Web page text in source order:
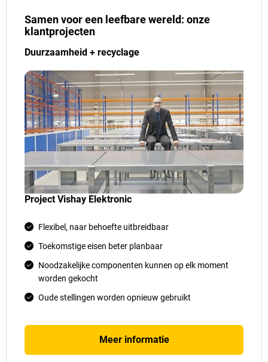
Samen voor een leefbare wereld: onze
klantprojecten
Duurzaamheid + recyclage
Project Vishay Elektronic
Flexibel, naar behoefte uitbreidbaar
Toekomstige eisen beter planbaar
Noodzakelijke componenten kunnen op elk moment
worden gekocht
Oude stellingen worden opnieuw gebruikt
Meer informatie